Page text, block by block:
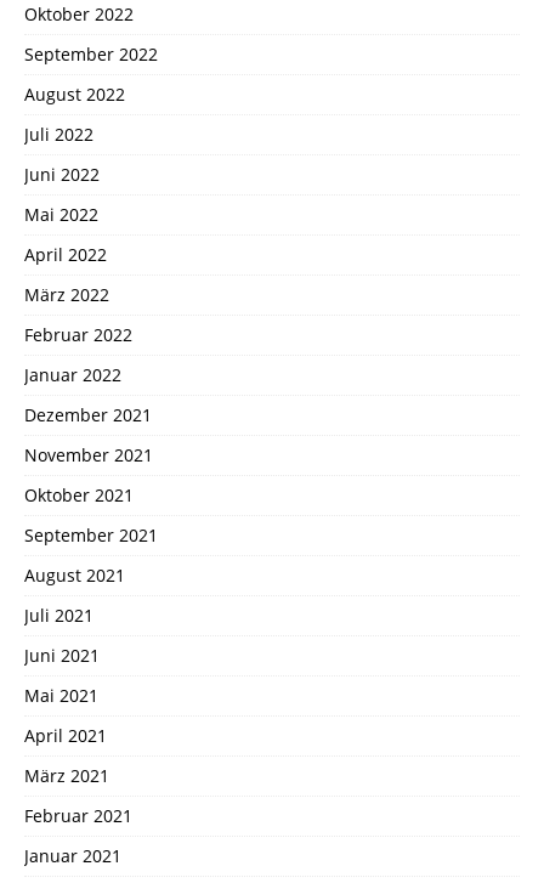
Oktober 2022
September 2022
August 2022
Juli 2022
Juni 2022
Mai 2022
April 2022
März 2022
Februar 2022
Januar 2022
Dezember 2021
November 2021
Oktober 2021
September 2021
August 2021
Juli 2021
Juni 2021
Mai 2021
April 2021
März 2021
Februar 2021
Januar 2021